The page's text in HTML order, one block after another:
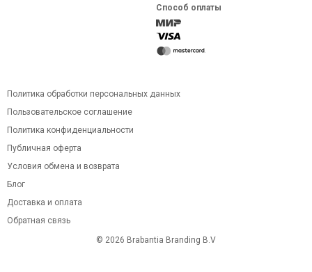
Способ оплаты
Политика обработки персональных данных
Пользовательское соглашение
Политика конфиденциальности
Публичная оферта
Условия обмена и возврата
Блог
Доставка и оплата
Обратная связь
© 2026 Brabantia Branding B.V